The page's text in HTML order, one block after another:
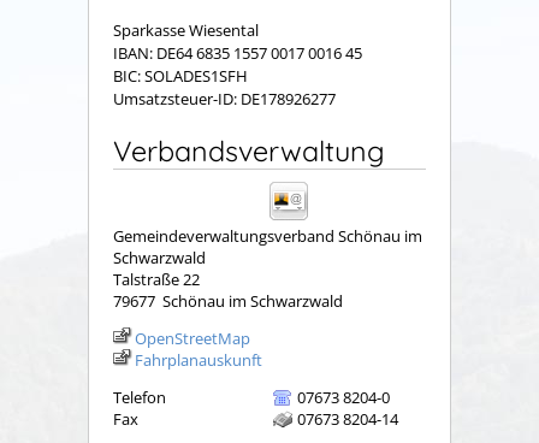
Sparkasse Wiesental
IBAN: DE64 6835 1557 0017 0016 45
BIC: SOLADES1SFH
Umsatzsteuer-ID: DE178926277
Verbandsverwaltung
Gemeindeverwaltungsverband Schönau im
Schwarzwald
Talstraße 22
79677 Schönau im Schwarzwald
OpenStreetMap
Fahrplanauskunft
Telefon
07673 8204-0
Fax
07673 8204-14